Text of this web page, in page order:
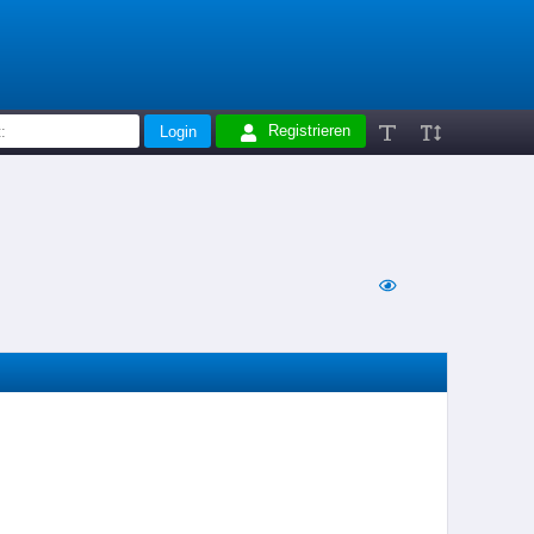
Registrieren